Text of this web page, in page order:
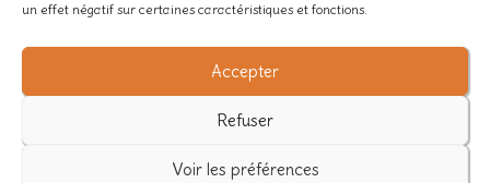
un effet négatif sur certaines caractéristiques et fonctions.
Accepter
Refuser
Voir les préférences
/